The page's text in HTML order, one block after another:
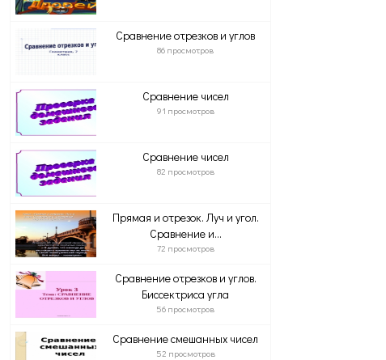
Сравнение отрезков и углов
86 просмотров
Сравнение чисел
91 просмотров
Сравнение чисел
82 просмотров
Прямая и отрезок. Луч и угол.
Сравнение и...
72 просмотров
Сравнение отрезков и углов.
Биссектриса угла
56 просмотров
Сравнение смешанных чисел
52 просмотров